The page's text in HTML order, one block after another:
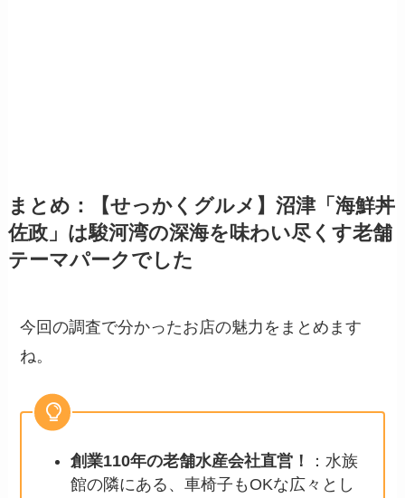
まとめ：【せっかくグルメ】沼津「海鮮丼
佐政」は駿河湾の深海を味わい尽くす老舗
テーマパークでした
今回の調査で分かったお店の魅力をまとめます
ね。
創業110年の老舗水産会社直営！
：水族
館の隣にある、車椅子もOKな広々とし